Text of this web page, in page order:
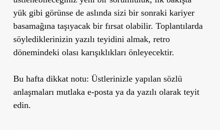
yük gibi görünse de aslında sizi bir sonraki kariyer
basamağına taşıyacak bir fırsat olabilir. Toplantılarda
söylediklerinizin yazılı teyidini almak, retro
dönemindeki olası karışıklıkları önleyecektir.
Bu hafta dikkat notu: Üstlerinizle yapılan sözlü
anlaşmaları mutlaka e-posta ya da yazılı olarak teyit
edin.